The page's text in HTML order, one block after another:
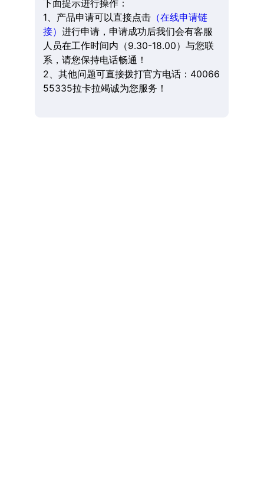
下面提示进行操作：
1、产品申请可以直接点击（在线申请链
接） 进行申请，申请成功后我们会有客服
人员在工作时间内（9.30-18.00）与您联
系，请您保持电话畅通！
2、其他问题可直接拨打官方电话：40066
55335拉卡拉竭诚为您服务！